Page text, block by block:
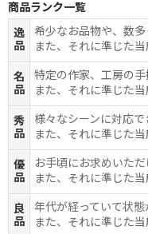
商品ランク一覧
逸
品
希少なお品物や、数
また、それに準じた
名
品
特定の作家、工房の
また、それに準じた
秀
品
様々なシーンに対応
また、それに準じた
優
品
お手頃にお求めいた
また、それに準じた
良
品
年代が経っていて状態
また、それに準じた